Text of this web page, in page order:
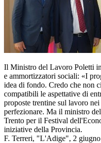
Il Ministro del Lavoro Poletti
e ammortizzatori sociali: «I
idea di fondo. Credo che non
compatibili le aspettative di
proposte trentine sul lavoro
perfezionare. Ma il ministro
Trento per il Festival
iniziative della Provincia.
F. Terreri, "L'Adige", 2